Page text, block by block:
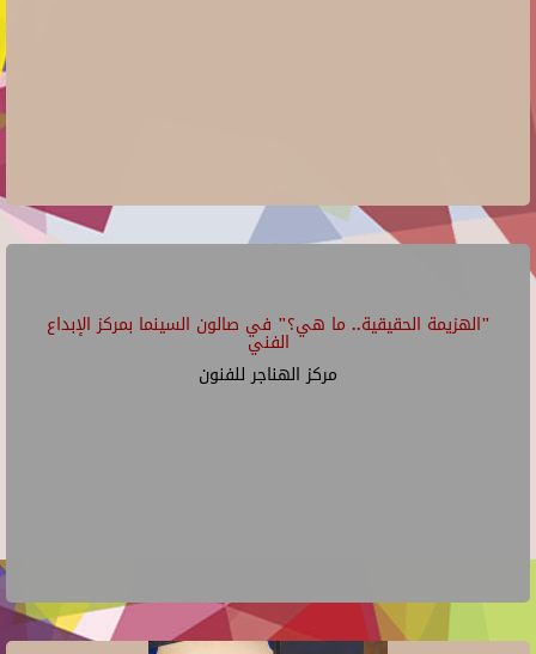
"الهزيمة الحقيقية.. ما هي؟" في صالون السينما بمركز الإبداع
الفني
مركز الهناجر للفنون